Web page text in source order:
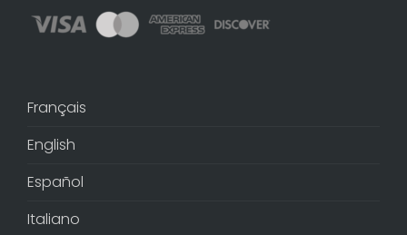
Français
English
Español
Italiano